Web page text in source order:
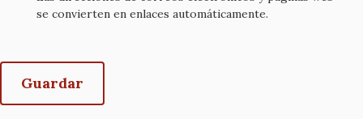
se convierten en enlaces automáticamente.